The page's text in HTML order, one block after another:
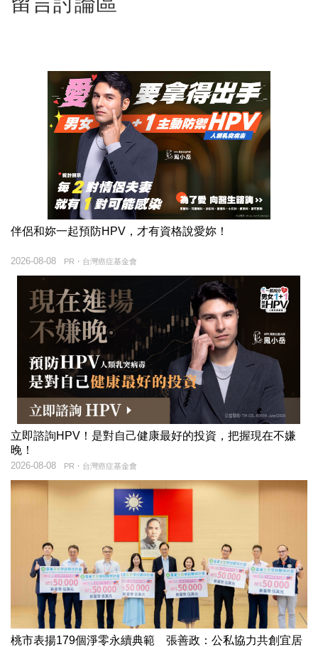
伴侶和妳一起預防HPV，才有資格說愛妳！
PR・台灣癌症基金會
2026-08-08
立即諮詢HPV！是對自己健康最好的投資，把握現在不嫌
晚！
PR・台灣癌症基金會
2026-08-08
桃市表揚179個淨零永續典範 張善政：公私協力共創宜居